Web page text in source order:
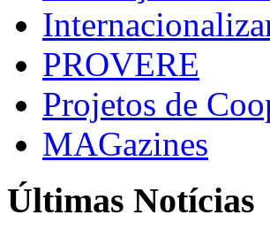
PROVERE
Projetos de
MAGazines
Últimas Notícias